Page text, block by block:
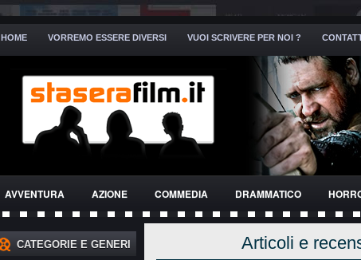
HOME VORREMO ESSERE DIVERSI VUOI SCRIVERE PER NOI ?
AVVENTURA AZIONE COMMEDIA DRAMMATICO
THRILLER
CATEGORIE E GENERI Articoli e